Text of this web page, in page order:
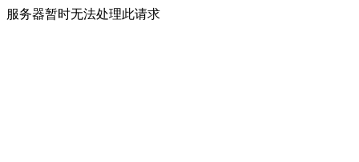
服务器暂时无法处理此请求